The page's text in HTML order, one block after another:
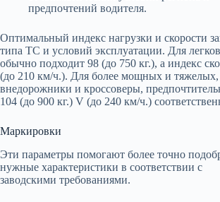
предпочтений водителя.
Оптимальный индекс нагрузки и скорости
типа ТС и условий эксплуатации. Для
обычно подходит 98 (до 750 кг.), а индекс
(до 210 км/ч.). Для более мощных и тяжелых,
внедорожники и кроссоверы,
104 (до 900 кг.) V (до 240 км/ч.)
Маркировки
Эти параметры помогают более точно
нужные характеристики в соответствии с
заводскими требованиями.